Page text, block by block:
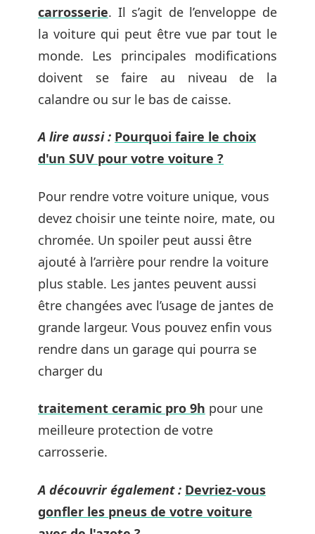
carrosserie. Il s’agit de l’enveloppe de
la voiture qui peut être vue par tout le
monde. Les principales modifications
doivent se faire au niveau de la
calandre ou sur le bas de caisse.
A lire aussi : Pourquoi faire le choix
d'un SUV pour votre voiture ?
Pour rendre votre voiture unique, vous
devez choisir une teinte noire, mate, ou
chromée. Un spoiler peut aussi être
ajouté à l’arrière pour rendre la voiture
plus stable. Les jantes peuvent aussi
être changées avec l’usage de jantes de
grande largeur. Vous pouvez enfin vous
rendre dans un garage qui pourra se
charger du
traitement ceramic pro 9h pour une
meilleure protection de votre
carrosserie.
A découvrir également : Devriez-vous
gonfler les pneus de votre voiture